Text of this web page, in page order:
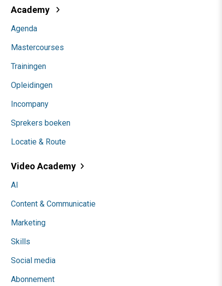
Academy
Agenda
Mastercourses
Trainingen
Opleidingen
Incompany
Sprekers boeken
Locatie & Route
Video Academy
AI
Content & Communicatie
Marketing
Skills
Social media
Abonnement